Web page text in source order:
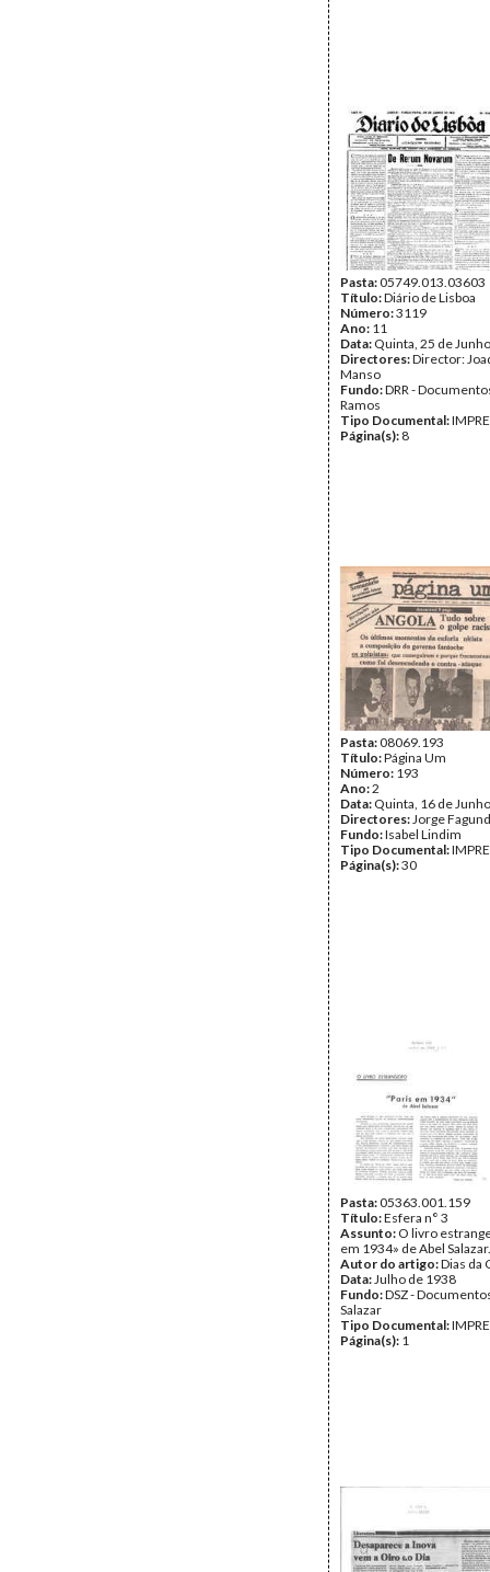
Pasta:05749.013.03603
Título:Diário de Lisboa
Número:3119
Ano: 11
Data: Quinta, 25 de
Directores:Director:
Manso
Fundo:DRR -
Ramos
Tipo Documental:
Página(s): 8
Pasta:08069.193
Título:Página Um
Número: 193
Ano:2
Data: Quinta, 16 de
Directores:Jorge
Fundo:Isabel Lindim
Tipo Documental:
Página(s):30
Pasta:05363.001.159
Título:Esfera n° 3
Assunto: O livro
em 1934» de Abel Salazar.
Autor do artigo:Dias da
Data:Julho de 1938
Fundo:DSZ -
Salazar
Tipo Documental:
Página(s): 1